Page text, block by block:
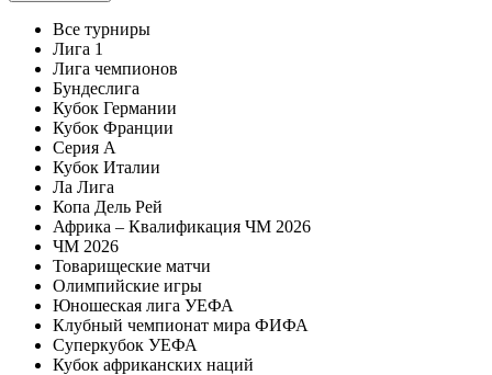
Все турниры
Лига 1
Лига чемпионов
Бундеслига
Кубок Германии
Кубок Франции
Серия А
Кубок Италии
Ла Лига
Копа Дель Рей
Африка – Квалификация ЧМ 2026
ЧМ 2026
Товарищеские матчи
Олимпийские игры
Юношеская лига УЕФА
Клубный чемпионат мира ФИФА
Суперкубок УЕФА
Кубок африканских наций